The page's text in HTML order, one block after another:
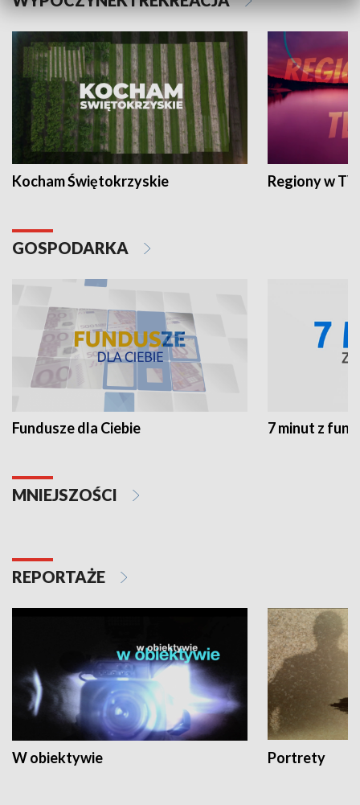
Kocham Świętokrzyskie Regiony w
GOSPODARKA
Fundusze dla Ciebie 7 minut z
MNIEJSZOŚCI
REPORTAŻE
W obiektywie Portrety